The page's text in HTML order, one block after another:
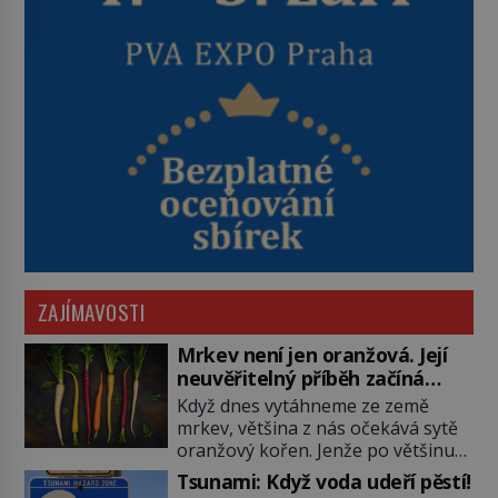
ZAJÍMAVOSTI
Mrkev není jen oranžová. Její
neuvěřitelný příběh začíná
fialovou barvou
Když dnes vytáhneme ze země
mrkev, většina z nás očekává sytě
oranžový kořen. Jenže po většinu
své historie je mrkev všechno
Tsunami: Když voda udeří pěstí!